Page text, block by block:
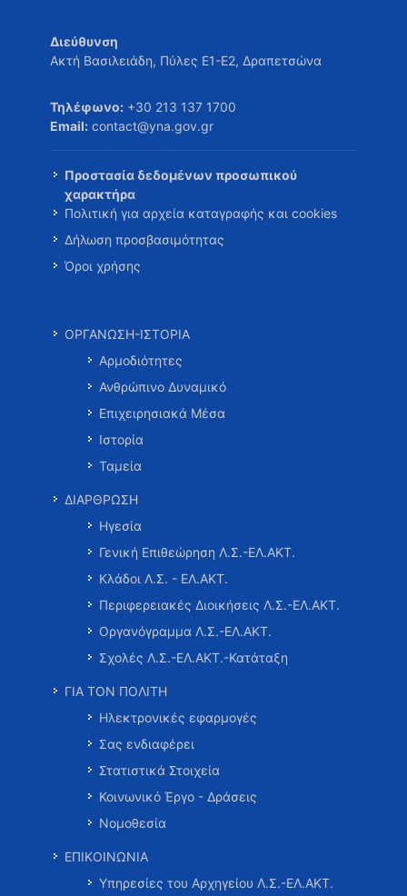
Διεύθυνση
Ακτή Βασιλειάδη, Πύλες Ε1-Ε2, Δραπετσώνα
Τηλέφωνο: +30 213 137 1700
Email: contact@yna.gov.gr
Προστασία δεδομένων προσωπικού
χαρακτήρα
Πολιτική για αρχεία καταγραφής και cookies
Δήλωση προσβασιμότητας
Όροι χρήσης
ΟΡΓΑΝΩΣΗ-ΙΣΤΟΡΙΑ
Αρμοδιότητες
Ανθρώπινο Δυναμικό
Επιχειρησιακά Μέσα
Ιστορία
Ταμεία
ΔΙΑΡΘΡΩΣΗ
Ηγεσία
Γενική Επιθεώρηση Λ.Σ.-ΕΛ.ΑΚΤ.
Κλάδοι Λ.Σ. - ΕΛ.ΑΚΤ.
Περιφερειακές Διοικήσεις Λ.Σ.-ΕΛ.ΑΚΤ.
Οργανόγραμμα Λ.Σ.-ΕΛ.ΑΚΤ.
Σχολές Λ.Σ.-ΕΛ.ΑΚΤ.-Κατάταξη
ΓΙΑ ΤΟΝ ΠΟΛΙΤΗ
Ηλεκτρονικές εφαρμογές
Σας ενδιαφέρει
Στατιστικά Στοιχεία
Κοινωνικό Έργο - Δράσεις
Νομοθεσία
ΕΠΙΚΟΙΝΩΝΙΑ
Υπηρεσίες του Αρχηγείου Λ.Σ.-ΕΛ.ΑΚΤ.